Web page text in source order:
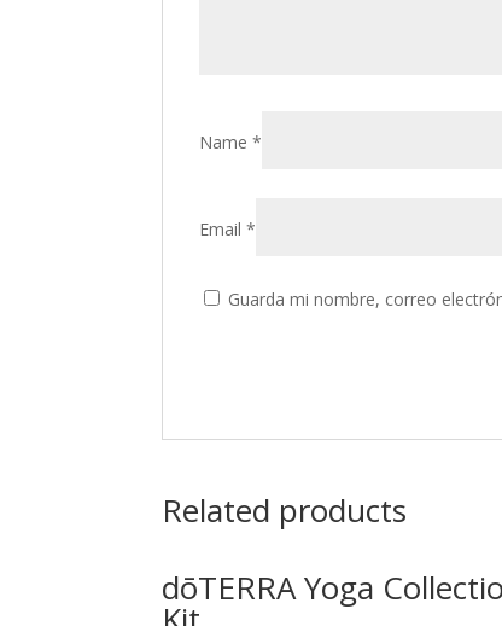
Name*
Email*
Guarda mi nombre, correo
Related products
dōTERRA Yoga